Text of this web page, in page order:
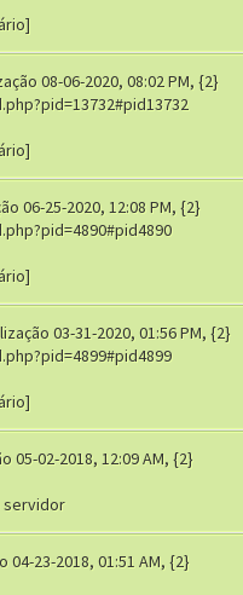
08-06-2020, 08:02 PM, {2}
06-25-2020, 12:08 PM, {2}
03-31-2020, 01:56 PM, {2}
05-02-2018, 12:09 AM, {2}
servidor
04-23-2018, 01:51 AM, {2}